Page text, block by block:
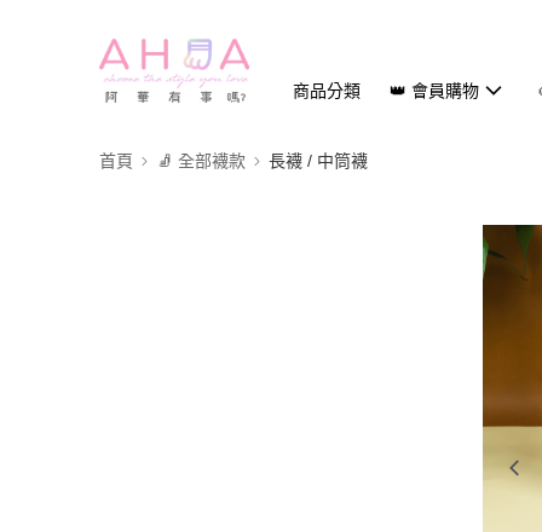
商品分類 👑 會員購物
首頁 🧦 全部襪款 長襪 / 中筒襪